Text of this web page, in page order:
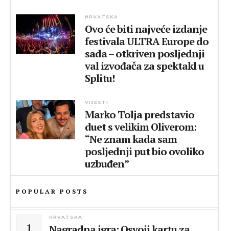
HRVATSKA
Ovo će biti najveće izdanje
festivala ULTRA Europe do
sada – otkriven posljednji
val izvođača za spektakl u
Splitu!
VIJESTI
Marko Tolja predstavio
duet s velikim Oliverom:
“Ne znam kada sam
posljednji put bio ovoliko
uzbuđen”
POPULAR POSTS
HRVATSKA